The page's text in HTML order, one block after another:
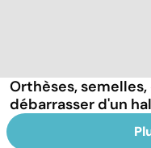
Orthèses,
débarrasser d'un